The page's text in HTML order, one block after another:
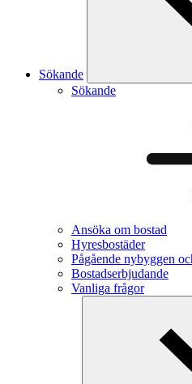
Sökande
Sökande
Ansöka om bostad
Hyresbostäder
Pågående nybyggen
Bostadserbjudande
Vanliga frågor